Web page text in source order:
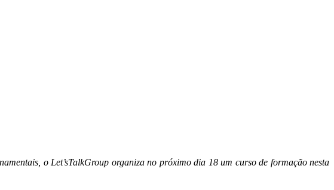
o Let’sTalkGroup organiza no próximo dia 18 um curso de formação nesta